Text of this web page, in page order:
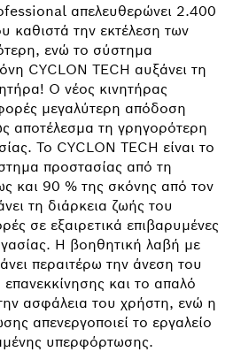
απελευθερώνει 2.400
καθιστά την εκτέλεση των
ενώ το σύστημα
CYCLON TECH αυξάνει τη
Ο νέος κινητήρας
μεγαλύτερη απόδοση
αποτέλεσμα τη γρηγορότερη
Το CYCLON TECH είναι το
προστασίας από τη
και 90 % της σκόνης από τον
τη διάρκεια ζωής του
σε εξαιρετικά επιβαρυμένες
Η βοηθητική λαβή με
περαιτέρω την άνεση του
και το απαλό
ασφάλεια του χρήστη, ενώ η
απενεργοποιεί το εργαλείο
υπερφόρτωσης.